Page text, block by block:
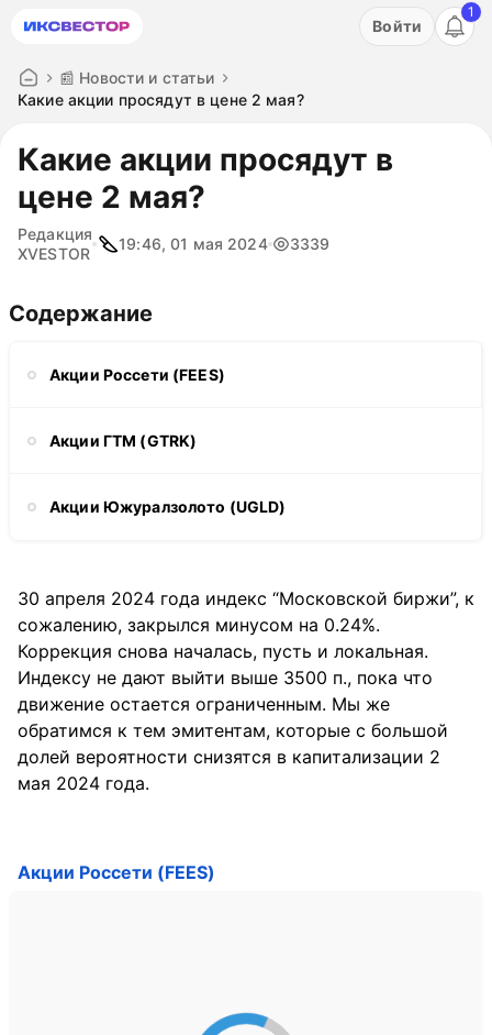
Акция: бесплатный пробный период на 3 дня!
Войти
1
📰 Новости и статьи
Какие акции просядут в цене 2 мая?
Какие акции просядут в
цене 2 мая?
Редакция
XVESTOR
19:46, 01 мая 2024 3339
Содержание
Акции Россети (FEES)
Акции ГТМ (GTRK)
Акции Южуралзолото (UGLD)
30 апреля 2024 года индекс “Московской биржи”, к
сожалению, закрылся минусом на 0.24%.
Коррекция снова началась, пусть и локальная.
Индексу не дают выйти выше 3500 п., пока что
движение остается ограниченным. Мы же
обратимся к тем эмитентам, которые с большой
долей вероятности снизятся в капитализации 2
мая 2024 года.
Акции Россети (FEES)